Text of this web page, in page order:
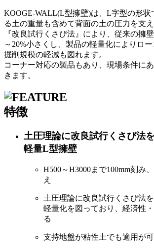
KOOGE-WALL(L型擁壁)は、L字型の形状
る土の重量も含めて背面の土の圧力を支え
『改良試行くさび法』により、従来の擁
～20%小さくし、製品の軽量化によりロー
掘削規模の軽減も図れます。
コーナー対応の製品もあり、現場条件に
きます。
特徴
土圧理論に改良試行くさび法
軽量L型擁壁
H500～H3000まで100mm刻み
え
土圧理論に改良試行くさび法
軽量化を図っており、経済性
る
支持地盤が粘性土でも適用が